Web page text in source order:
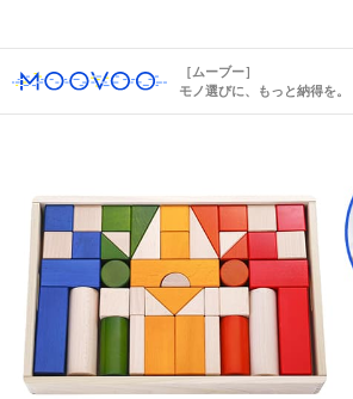
［ムーブー］
モノ選びに、もっと納得を。